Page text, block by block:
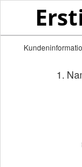
Mit dem Tod
Wer andere zu
1.